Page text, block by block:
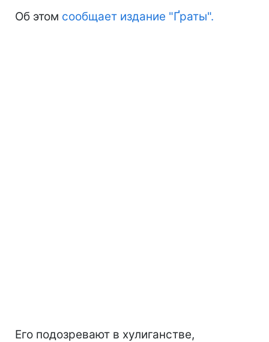
Об этом сообщает издание "Ґраты".
Его подозревают в хулиганстве,